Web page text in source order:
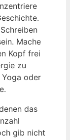
Schreiben
Mache
Kopf frei
zu
Yoga oder
das
gib nicht